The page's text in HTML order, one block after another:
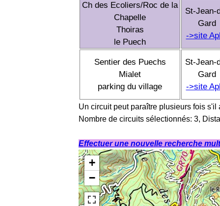
Ch des Ecoliers/Roc de la
Chapelle
Thoiras
le Puech
St-Jean-
Gard
->site
Sentier des Puechs
Mialet
parking du village
St-Jean-
Gard
->site
Un circuit peut paraître plusieurs fois
Nombre de circuits sélectionnés: 3,
Effectuer une nouvelle recherche
+
−